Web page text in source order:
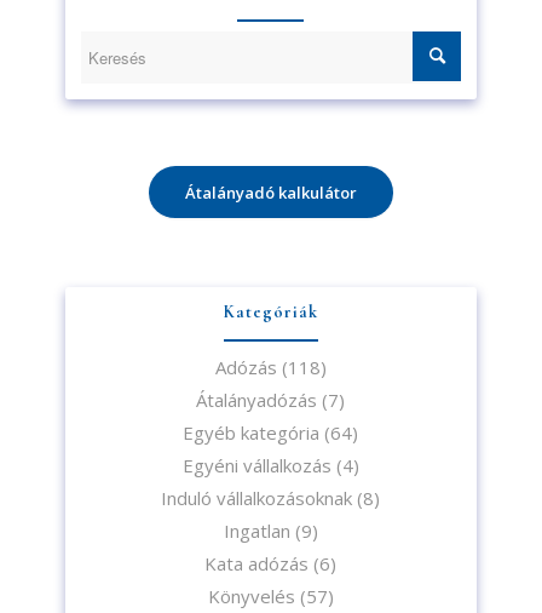
Átalányadó kalkulátor
Kategóriák
Adózás (118)
Átalányadózás (7)
Egyéb kategória (64)
Egyéni vállalkozás (4)
Induló vállalkozásoknak (8)
Ingatlan (9)
Kata adózás (6)
Könyvelés (57)